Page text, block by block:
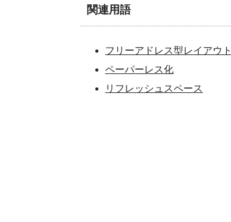
関連用語
フリーアドレス型レイアウト
ペーパーレス化
リフレッシュスペース